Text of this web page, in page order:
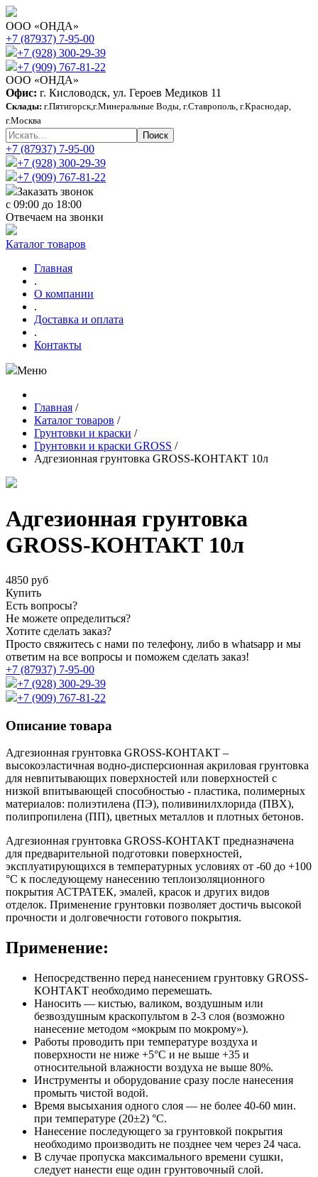
ООО «ОНДА»
+7 (87937) 7-95-00
+7 (928) 300-29-39
+7 (909) 767-81-22
ООО «ОНДА»
Офис: г. Кисловодск, ул. Героев Медиков 11
Склады: г.Пятигорск,г.Минеральные Воды, г.Ставрополь, г.Краснодар,
г.Москва
+7 (87937) 7-95-00
+7 (928) 300-29-39
+7 (909) 767-81-22
Заказать звонок
с 09:00 до 18:00
Отвечаем на звонки
Каталог товаров
Главная
.
О компании
.
Доставка и оплата
.
Контакты
Меню
Главная /
Каталог товаров /
Грунтовки и краски /
Грунтовки и краски GROSS /
Адгезионная грунтовка GROSS-КОНТАКТ 10л
Адгезионная грунтовка
GROSS-КОНТАКТ 10л
4850 руб
Купить
Есть вопросы?
Не можете определиться?
Хотите сделать заказ?
Просто свяжитесь с нами по телефону, либо в whatsapp и мы
ответим на все вопросы и поможем сделать заказ!
+7 (87937) 7-95-00
+7 (928) 300-29-39
+7 (909) 767-81-22
Описание товара
Адгезионная грунтовка GROSS-КОНТАКТ –
высокоэластичная водно-дисперсионная акриловая грунтовка
для невпитывающих поверхностей или поверхностей с
низкой впитывающей способностью - пластика, полимерных
материалов: полиэтилена (ПЭ), поливинилхлорида (ПВХ),
полипропилена (ПП), цветных металлов и плотных бетонов.
Адгезионная грунтовка GROSS-КОНТАКТ предназначена
для предварительной подготовки поверхностей,
эксплуатирующихся в температурных условиях от -60 до +100
°С к последующему нанесению теплоизоляционного
покрытия АСТРАТЕК, эмалей, красок и других видов
отделок. Применение грунтовки позволяет достичь высокой
прочности и долговечности готового покрытия.
Применение:
Непосредственно перед нанесением грунтовку GROSS-
КОНТАКТ необходимо перемешать.
Наносить — кистью, валиком, воздушным или
безвоздушным краскопультом в 2-3 слоя (возможно
нанесение методом «мокрым по мокрому»).
Работы проводить при температуре воздуха и
поверхности не ниже +5°С и не выше +35 и
относительной влажности воздуха не выше 80%.
Инструменты и оборудование сразу после нанесения
промыть чистой водой.
Время высыхания одного слоя — не более 40-60 мин.
при температуре (20±2) °С.
Нанесение последующего за грунтовкой покрытия
необходимо производить не позднее чем через 24 часа.
В случае пропуска максимального времени сушки,
следует нанести еще один грунтовочный слой.